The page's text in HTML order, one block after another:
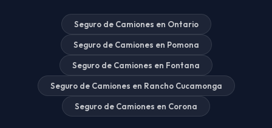
Seguro de Camiones en Ontario
Seguro de Camiones en Pomona
Seguro de Camiones en Fontana
Seguro de Camiones en Rancho Cucamonga
Seguro de Camiones en Corona